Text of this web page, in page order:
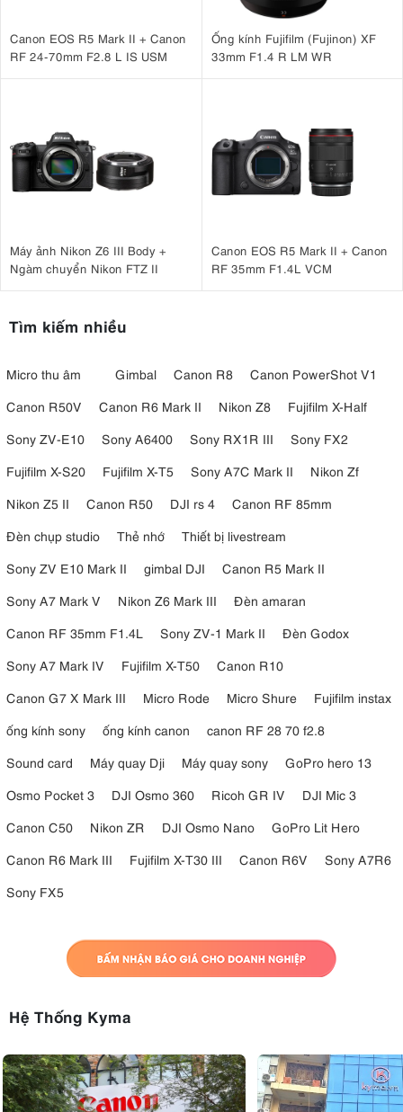
Canon EOS R5 Mark II + Canon
RF 24-70mm F2.8 L IS USM
Ống kính Fujifilm (Fujinon) XF
33mm F1.4 R LM WR
Máy ảnh Nikon Z6 III Body +
Ngàm chuyển Nikon FTZ II
Canon EOS R5 Mark II + Canon
RF 35mm F1.4L VCM
Tìm kiếm nhiều
Micro thu âm Gimbal Canon R8
Canon PowerShot V1
Canon R50V
Canon R6 Mark II Nikon Z8
Fujifilm X-Half
Sony ZV-E10
Sony A6400 Sony RX1R III
Sony FX2
Fujifilm X-S20
Fujifilm X-T5 Sony A7C Mark II
Nikon Zf
Nikon Z5 II
Canon R50 DJI rs 4
Canon RF 85mm
Đèn chụp studio
Thẻ nhớ
Thiết bị livestream
Sony ZV E10 Mark II
gimbal DJI
Canon R5 Mark II
Sony A7 Mark V
Nikon Z6 Mark III
Đèn amaran
Canon RF 35mm F1.4L
Sony ZV-1 Mark II
Đèn Godox
Sony A7 Mark IV
Fujifilm X-T50
Canon R10
Canon G7 X Mark III
Micro Rode Micro Shure
Fujifilm instax
ống kính sony
ống kính canon
canon RF 28 70 f2.8
Sound card
Máy quay Dji Máy quay sony
GoPro hero 13
Osmo Pocket 3
DJI Osmo 360 Ricoh GR IV
DJI Mic 3
Canon C50
Nikon ZR DJI Osmo Nano
GoPro Lit Hero
Canon R6 Mark III
Fujifilm X-T30 III Canon R6V
Sony A7R6
Sony FX5
Hệ Thống Kyma